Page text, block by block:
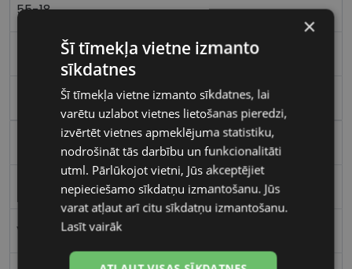
55-18
matt black
Kvadrātveida
Vīriešiem
×
Šī tīmekļa vietne izmanto
sīkdatnes
Šī tīmekļa vietne izmanto sīkdatnes, lai
varētu uzlabot vietnes lietošanas pieredzi,
izvērtēt vietnes apmeklējuma statistiku,
nodrošināt tās darbību un funkcionalitāti
utml. Pārlūkojot vietni, Jūs akceptējiet
nepieciešamo sīkdatņu izmantošanu. Jūs
varat atļaut arī citu sīkdatņu izmantošanu.
Lasīt vairāk